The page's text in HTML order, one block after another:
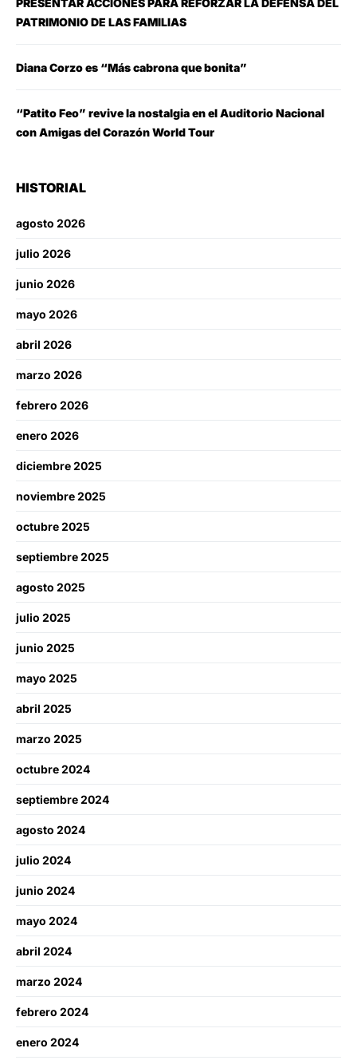
PATRIMONIO DE LAS FAMILIAS
Diana Corzo es “Más cabrona que bonita”
“Patito Feo” revive la nostalgia en el Auditorio Nacional
con Amigas del Corazón World Tour
HISTORIAL
agosto 2026
julio 2026
junio 2026
mayo 2026
abril 2026
marzo 2026
febrero 2026
enero 2026
diciembre 2025
noviembre 2025
octubre 2025
septiembre 2025
agosto 2025
julio 2025
junio 2025
mayo 2025
abril 2025
marzo 2025
octubre 2024
septiembre 2024
agosto 2024
julio 2024
junio 2024
mayo 2024
abril 2024
marzo 2024
febrero 2024
enero 2024